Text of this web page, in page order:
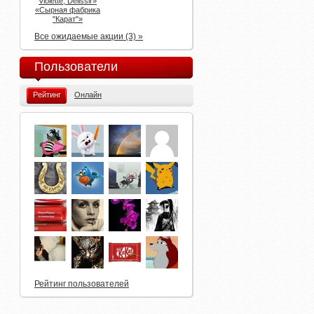
«Сырная фабрика
"Карат"»
Все ожидаемые акции (3) »
Пользователи
Рейтинг Онлайн
Рейтинг пользователей